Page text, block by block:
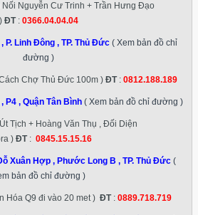
Nguyễn Cư Trinh + Trần Hưng Đạo
) ĐT: 0366.04.04.04
P. Linh Đông , TP. Thủ Đức( Xem bản đồ chỉ
đường )
Chợ Thủ Đức 100m ) ĐT: 0812.188.189
P4 , Quận Tân Bình ( Xem bản đồ chỉ đường )
Tịch + Hoàng Văn Thụ , Đối Diện
) ĐT: 0845.15.15.16
Xuân Hợp , Phước Long B , TP. Thủ Đức (
bản đồ chỉ đường )
Hóa Q9 đi vào 20 met ) ĐT: 0889.718.719